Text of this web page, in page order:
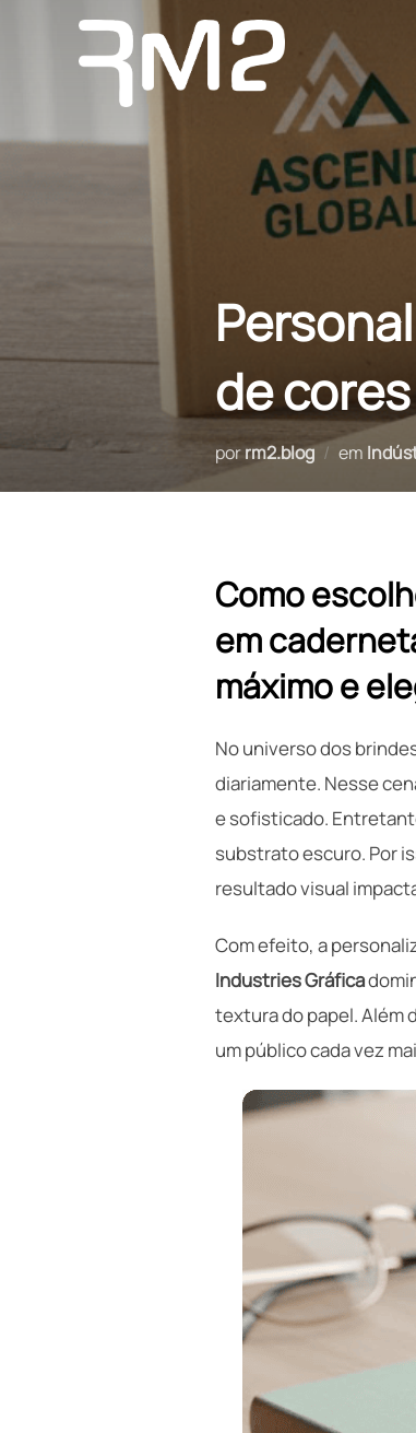
de
porrm2.blog em
Como
em
máximo e
No universo dos
diariamente. Nesse
e sofisticado.
substrato escuro. Por
resultado visual
Com efeito, a
Industries Gráfica
textura do papel. Além
um público cada vez